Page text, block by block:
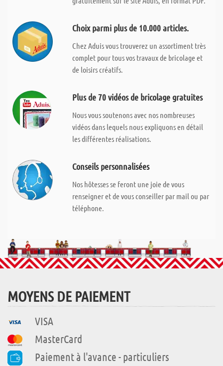
Choix parmi plus de 10.000 articles.
Chez Aduis vous trouverez un assortiment très
complet pour tous vos travaux de bricolage et
de loisirs créatifs.
Plus de 70 vidéos de bricolage gratuites
Nous vous soutenons avec nos nombreuses
vidéos dans lequels nous expliquons en détail
les différentes réalisations.
Conseils personnalisées
Nos hôtesses se feront une joie de vous
renseigner et de vous conseiller par mail ou par
téléphone.
MOYENS DE PAIEMENT
VISA
MasterCard
Paiement à l'avance - particuliers